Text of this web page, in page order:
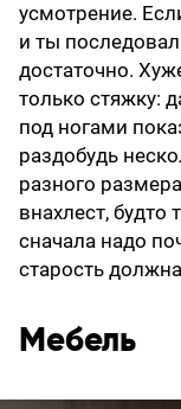
усмотрение.
и ты
достаточно.
только стяжку:
под ногами
раздобудь
разного
внахлест,
сначала надо
старость
Мебель